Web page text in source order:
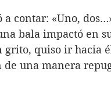
a contar: «Uno,
bala impactó en
grito, quiso ir hacia
de una manera